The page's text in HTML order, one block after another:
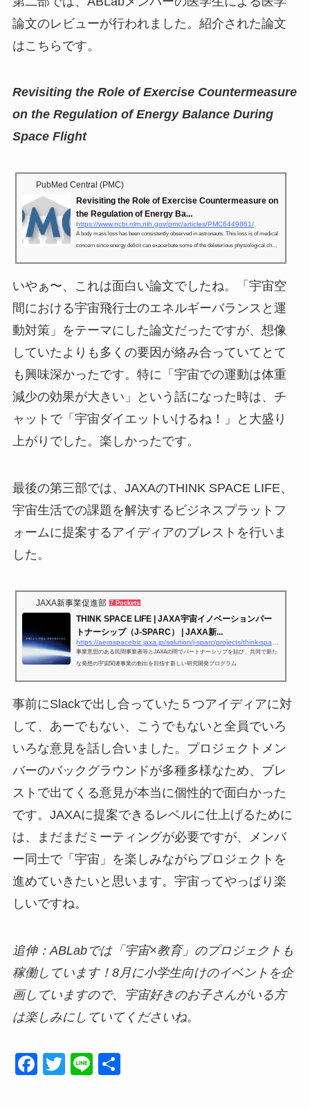
論文のレビューが行われました。紹介された論文
はこちらです。
Revisiting the Role of Exercise Countermeasure
on the Regulation of Energy Balance During
Space Flight
PubMed Central (PMC)
Revisiting the Role of Exercise Countermeasure on
the Regulation of Energy Ba...
https://www.ncbi.nlm.nih.gov/pmc/articles/PMC6449861/
A body mass loss has been consistently observed in astronauts. This loss is of medical
concern since energy deficit can exacerbate some of the deleterious physiological chan
いやぁ〜、これは面白い論文でしたね。「宇宙空
間における宇宙飛行士のエネルギーバランスと運
動対策」をテーマにした論文だったですが、想像
していたよりも多くの要因が絡み合っていてとて
も興味深かったです。特に「宇宙での運動は体重
減少の効果が大きい」という話になった時は、チ
ャットで「宇宙ダイエットいけるね！」と大盛り
上がりでした。楽しかったです。
最後の第三部では、JAXAのTHINK SPACE LIFE、
宇宙生活での課題を解決するビジネスプラットフ
ォームに提案するアイディアのブレストを行いま
した。
JAXA新事業促進部 7 Pockets
THINK SPACE LIFE | JAXA宇宙イノベーションパー
トナーシップ（J-SPARC） | JAXA新...
事業意思のある民間事業者等とJAXAの間でパートナーシップを結び、共同で新た
な発想の宇宙関連事業の創出を目指す新しい研究開発プログラム
事前にSlackで出し合っていた５つアイディアに対
して、あーでもない、こうでもないと全員でいろ
いろな意見を話し合いました。プロジェクトメン
バーのバックグラウンドが多種多様なため、ブレ
ストで出てくる意見が本当に個性的で面白かった
です。JAXAに提案できるレベルに仕上げるために
は、まだまだミーティングが必要ですが、メンバ
ー同士で「宇宙」を楽しみながらプロジェクトを
進めていきたいと思います。宇宙ってやっぱり楽
しいですね。
追伸：ABLabでは「宇宙×教育」のプロジェクトも
稼働しています！8月に小学生向けのイベントを企
画していますので、宇宙好きのお子さんがいる方
は楽しみにしていてくださいね。
F T Li 共